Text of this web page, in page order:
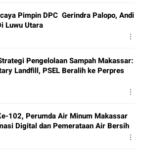
Pimpin DPC Gerindra Palopo, Andi
Luwu Utara
Pengelolaan Sampah Makassar:
Landfill, PSEL Beralih ke Perpres
102, Perumda Air Minum Makassar
Digital dan Pemerataan Air Bersih